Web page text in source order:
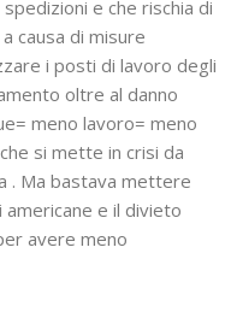
e che rischia di
causa di misure
i posti di lavoro degli
oltre al danno
meno lavoro= meno
si mette in crisi da
. Ma bastava mettere
americane e il divieto
avere meno